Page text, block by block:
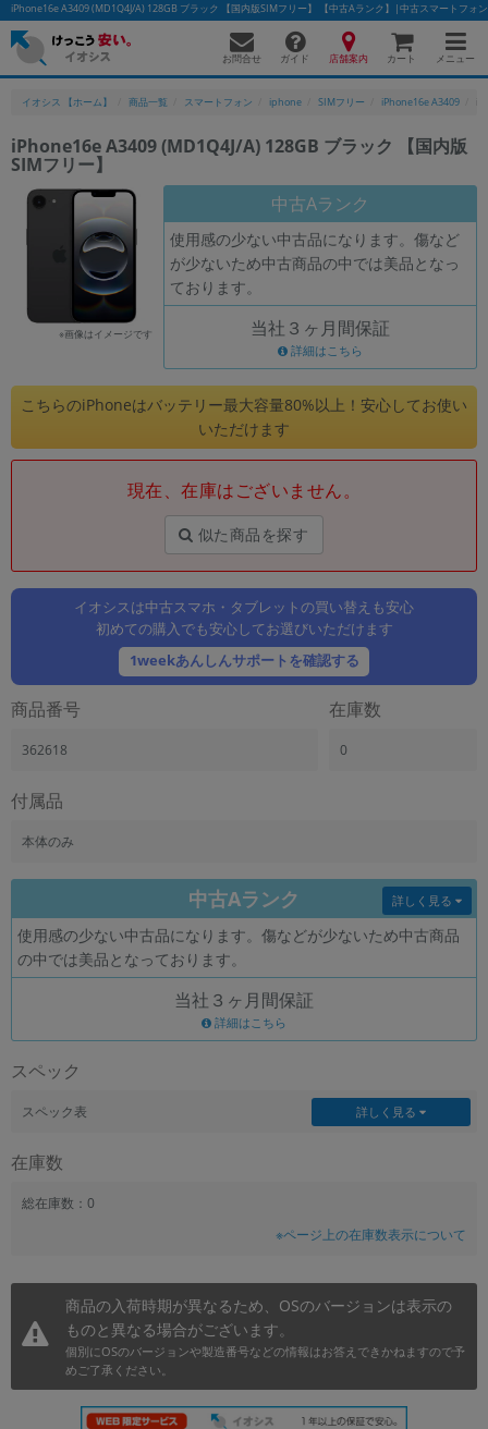
iPhone16e A3409 (MD1Q4J/A) 128GB ブラック 【国内版SIMフリー】 【中古Aランク】|中古スマートフォ
お問合せ ガイド 店舗案内 カート メニュー
イオシス 【ホーム】 商品一覧 スマートフォン iphone SIMフリー iPhone16e A3409
iPhone16e A3409 (MD1Q4J/A) 128GB ブラック 【国内版
SIMフリー】
※画像はイメージです
中古Aランク
使用感の少ない中古品になります。傷など
が少ないため中古商品の中では美品となっ
ております。
当社３ヶ月間保証
詳細はこちら
こちらのiPhoneはバッテリー最大容量80%以上！安心してお使い
いただけます
現在、在庫はございません。
似た商品を探す
イオシスは中古スマホ・タブレットの買い替えも安心
初めての購入でも安心してお選びいただけます
1weekあんしんサポートを確認する
商品番号
362618
在庫数
0
付属品
本体のみ
中古Aランク
使用感の少ない中古品になります。傷などが少ないため中古商品
の中では美品となっております。
詳しく見る
当社３ヶ月間保証
詳細はこちら
スペック
スペック表 詳しく見る
在庫数
総在庫数：0
※ページ上の在庫数表示について
商品の入荷時期が異なるため、OSのバージョンは表示の
ものと異なる場合がございます。
個別にOSのバージョンや製造番号などの情報はお答えできかねますので予
めご了承ください。
かんたんパソコン検索に切り替える
フリーワード
除外ワード
人気の検索ワード： Let's note
「スマートフォン」「タブレット」など
シリーズ
「iPhone」「Xperia」「Galaxy」など
「Apple」「SONY」「SHARP」など
機能・特徴
商品の搭載機能による絞り込み
「5G対応」「防水」「ワンセグ」など
ドライブ
ドライブの絞り込み
ランク
「新品」「未使用」「中古」など
CPU
OSの絞り込み
メモリ